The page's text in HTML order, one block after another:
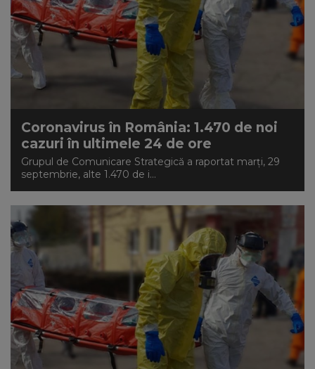
Coronavirus în România: 1.470 de noi
cazuri în ultimele 24 de ore
Grupul de Comunicare Strategică a raportat marți, 29
septembrie, alte 1.470 de i...